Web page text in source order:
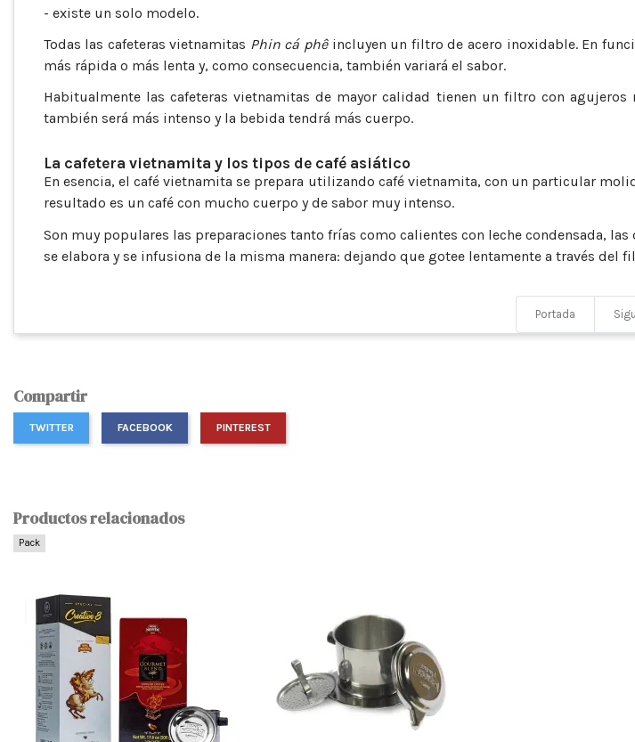
- existe un solo modelo.
Todas las cafeteras vietnamitas Phin cá phê incluyen un filtro de acero inoxidable. En
más rápida o más lenta y, como consecuencia, también variará el sabor.
Habitualmente las cafeteras vietnamitas de mayor calidad tienen un filtro con
también será más intenso y la bebida tendrá más cuerpo.
La cafetera vietnamita y los tipos de café asiático
En esencia, el café vietnamita se prepara utilizando café vietnamita, con un particular
resultado es un café con mucho cuerpo y de sabor muy intenso.
Son muy populares las preparaciones tanto frías como calientes con leche condensada,
se elabora y se infusiona de la misma manera: dejando que gotee lentamente a través del
Portada
Compartir
TWITTER FACEBOOK PINTEREST
Productos relacionados
Pack